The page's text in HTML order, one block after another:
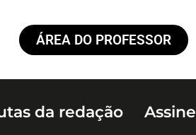
ÁREA DO PROFESSOR
da redação Assine